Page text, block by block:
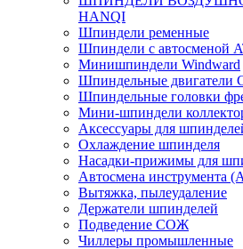
HANQI
Шпиндели ременные
Шпиндели с автосменой
Минишпиндели Windward
Шпиндельные двигатели
Шпиндельные головки
Мини-шпиндели
Аксессуары для
Охлаждение шпинделя
Насадки-прижимы для
Автосмена инструмента
Вытяжка, пылеудаление
Держатели шпинделей
Подведение СОЖ
Чиллеры промышленные